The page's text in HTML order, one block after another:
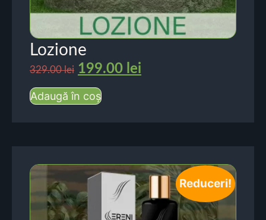
Lozione
329.00lei 199.00 lei
Adaugă în coș
Reduceri!